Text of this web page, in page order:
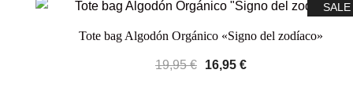
SALE
Tote bag Algodón Orgánico «Signo del zodíaco»
19,95€ 16,95 €